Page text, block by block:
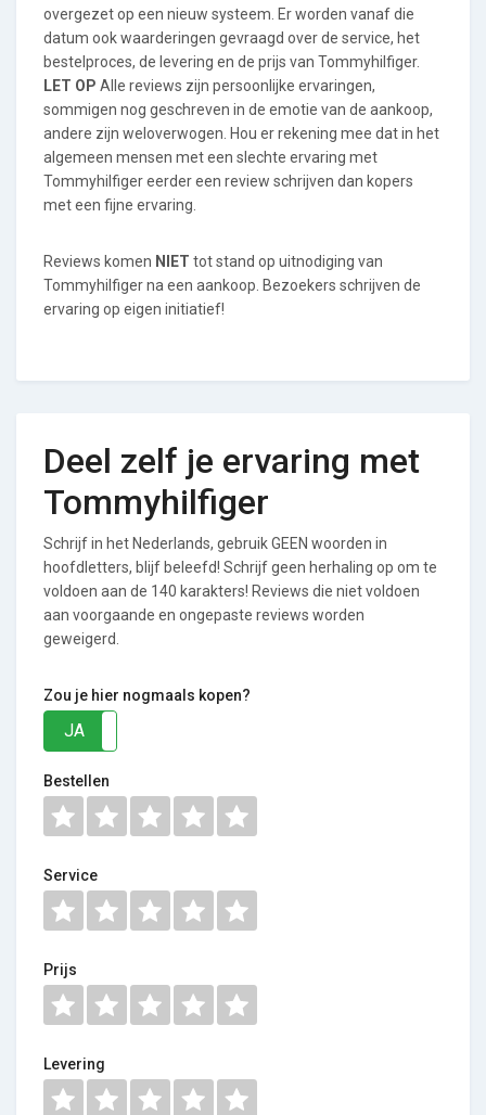
overgezet op een nieuw systeem. Er worden vanaf die
datum ook waarderingen gevraagd over de service, het
bestelproces, de levering en de prijs van Tommyhilfiger.
LET OP Alle reviews zijn persoonlijke ervaringen,
sommigen nog geschreven in de emotie van de aankoop,
andere zijn weloverwogen. Hou er rekening mee dat in het
algemeen mensen met een slechte ervaring met
Tommyhilfiger eerder een review schrijven dan kopers
met een fijne ervaring.
Reviews komen NIET tot stand op uitnodiging van
Tommyhilfiger na een aankoop. Bezoekers schrijven de
ervaring op eigen initiatief!
Deel zelf je ervaring met
Tommyhilfiger
Schrijf in het Nederlands, gebruik GEEN woorden in
hoofdletters, blijf beleefd! Schrijf geen herhaling op om te
voldoen aan de 140 karakters! Reviews die niet voldoen
aan voorgaande en ongepaste reviews worden
geweigerd.
Zou je hier nogmaals kopen?
JA
Bestellen
Service
Prijs
Levering